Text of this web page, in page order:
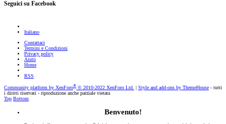
Seguici su Facebook
Italiano
Contattaci
Termini e Condizioni
Privacy policy
Aiuto
Home
RSS
Community platform by XenForo® © 2010-2022 XenForo Ltd. Style and add-ons by ThemeHouse - tutti
i diritti riservati - riproduzione anche parziale vietata
Top Bottom
Benvenuto!